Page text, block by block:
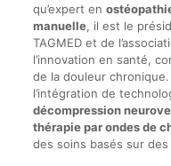
qu’expert en
manuelle, il est le
TAGMED et de
l’innovation en santé,
de la douleur
l’intégration de
décompression
thérapie par ondes de
des soins basés sur